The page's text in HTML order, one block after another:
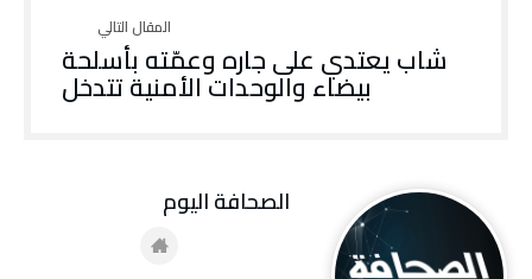
شاب يعتدي على جاره وعمّته بأسلحة
بيضاء والوحدات الأمنية تتدخل